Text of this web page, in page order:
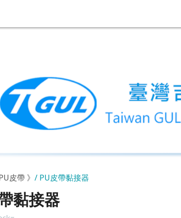
皮帶 》 PU皮帶黏接器
黏接器